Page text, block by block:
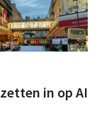
in op AI